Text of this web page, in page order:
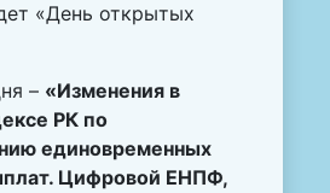
«День открытых
– «Изменения в
е РК по
единовременных
Цифровой ЕНПФ,